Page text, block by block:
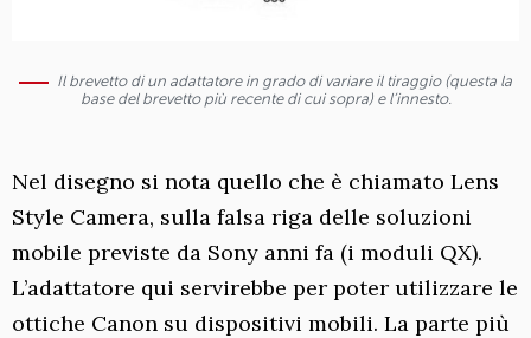
Il brevetto di un adattatore in grado di variare il tiraggio (questa la
base del brevetto più recente di cui sopra) e l’innesto.
Nel disegno si nota quello che è chiamato Lens
Style Camera, sulla falsa riga delle soluzioni
mobile previste da Sony anni fa (i moduli QX).
L’adattatore qui servirebbe per poter utilizzare le
ottiche Canon su dispositivi mobili. La parte più